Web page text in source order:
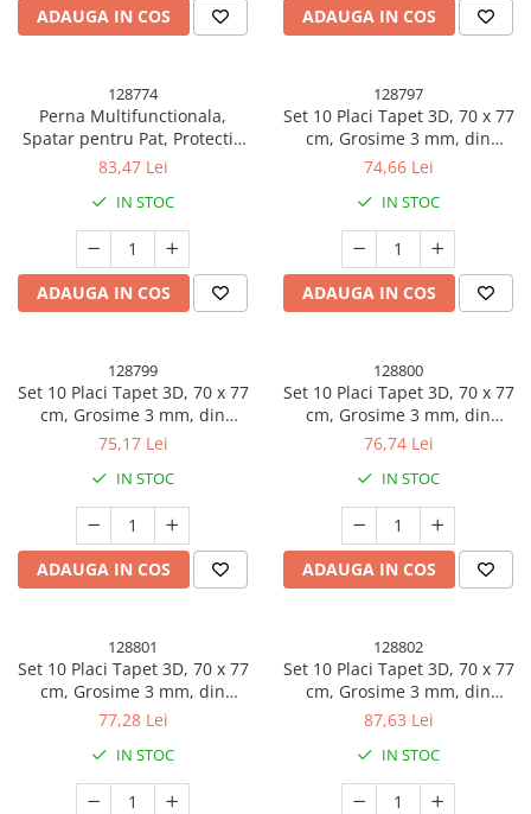
ADAUGA IN COS ADAUGA IN COS
128774
Perna Multifunctionala,
Spatar pentru Pat, Protectie
Lombara, Marime Medie, 60 x
Portocaliu
83,47 Lei
IN STOC
ADAUGA IN COS
128797
Set 10 Placi Tapet 3D, 70 x 77
cm, Grosime 3 mm, din
Polietilena, Model Caramida,
Negru
74,66 Lei
IN STOC
ADAUGA IN COS
128799
Set 10 Placi Tapet 3D, 70 x 77
cm, Grosime 3 mm, din
Polietilena, Model Caramida,
Roz
75,17 Lei
IN STOC
ADAUGA IN COS
128800
Set 10 Placi Tapet 3D, 70 x 77
cm, Grosime 3 mm, din
Polietilena, Model Caramida,
Argintiu
76,74 Lei
IN STOC
ADAUGA IN COS
128801
Set 10 Placi Tapet 3D, 70 x 77
cm, Grosime 3 mm, din
Polietilena, Model Caramida,
Gri Antracit
77,28 Lei
IN STOC
128802
Set 10 Placi Tapet 3D, 70 x 77
cm, Grosime 3 mm, din
Polietilena, Model Caramida,
Gri Inchis
87,63 Lei
IN STOC